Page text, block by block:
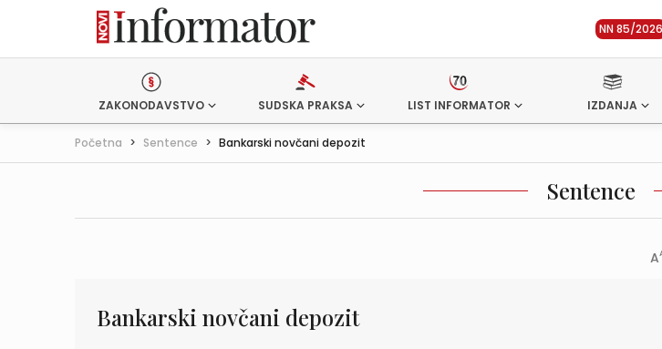
NN 85/2026
ZAKONODAVSTVO SUDSKA PRAKSA LIST INFORMATOR IZDANJA
Početna > Sentence > Bankarski novčani depozit
Sentence
A
Bankarski novčani depozit